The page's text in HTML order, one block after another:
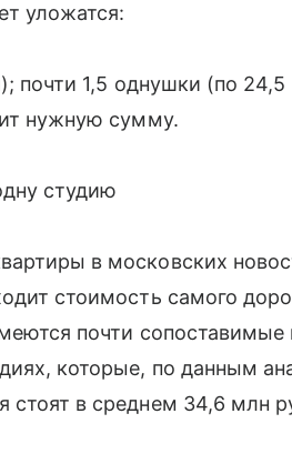
уложатся:
почти 1,5 однушки (по
нужную сумму.
студию
в московских
стоимость самого
почти
которые, по данным
стоят в среднем 34,6 млн